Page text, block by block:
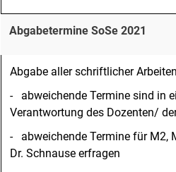
Abgabetermine SoSe 2021
Abgabe aller schriftlicher Arbeiten
- abweichende Termine sind in
Verantwortung des Dozenten/
- abweichende Termine für M2,
Dr. Schnause erfragen